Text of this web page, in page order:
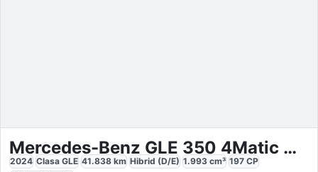
Mercedes-Benz GLE 350 4Matic AMG
2024 Clasa GLE 41.838 km Hibrid (D/E) 1.993 cm³ 197 CP